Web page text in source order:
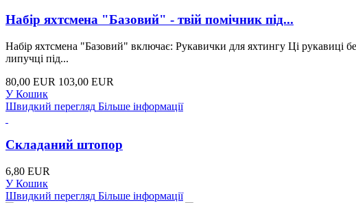
Набір яхтсмена "Базовий" - твій помічник під...
Набір яхтсмена "Базовий" включає: Рукавички для яхтингу Ці рукавиці
липучці під...
80,00 EUR 103,00 EUR
У Кошик
Швидкий перегляд Більше інформації
Складаний штопор
6,80 EUR
У Кошик
Швидкий перегляд Більше інформації